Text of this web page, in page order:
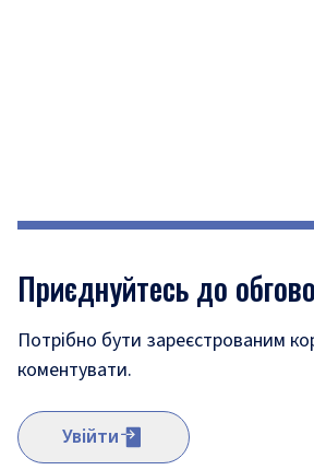
Приєднуйтесь до
Потрібно бути зареєстрованим
коментувати.
Увійти